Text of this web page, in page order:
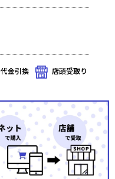
代金引換 店頭受取り